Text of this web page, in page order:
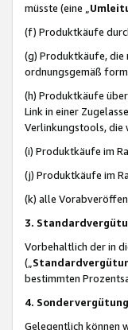
müsste (eine „
(f) Produktkäufe
(g) Produktkäufe, die
ordnungsgemäß
(h) Produktkäufe
Link in einer
Verlinkungstools, die
(i) Produktkäufe im
(j) Produktkäufe im
(k) alle
3.
Vorbehaltlich der in
(„
bestimmten
4.
Gelegentlich können